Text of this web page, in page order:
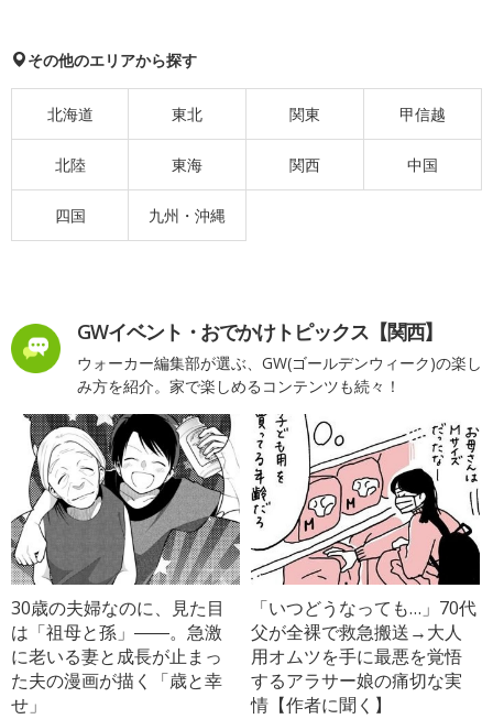
その他のエリアから探す
北海道 東北 関東 甲信越
北陸 東海 関西 中国
四国 九州・沖縄
GWイベント・おでかけトピックス【関西】
ウォーカー編集部が選ぶ、GW(ゴールデンウィーク)の楽し
み方を紹介。家で楽しめるコンテンツも続々！
30歳の夫婦なのに、見た目
は「祖母と孫」――。急激
に老いる妻と成長が止まっ
た夫の漫画が描く「歳と幸
せ」
「いつどうなっても…」70代
父が全裸で救急搬送→大人
用オムツを手に最悪を覚悟
するアラサー娘の痛切な実
情【作者に聞く】